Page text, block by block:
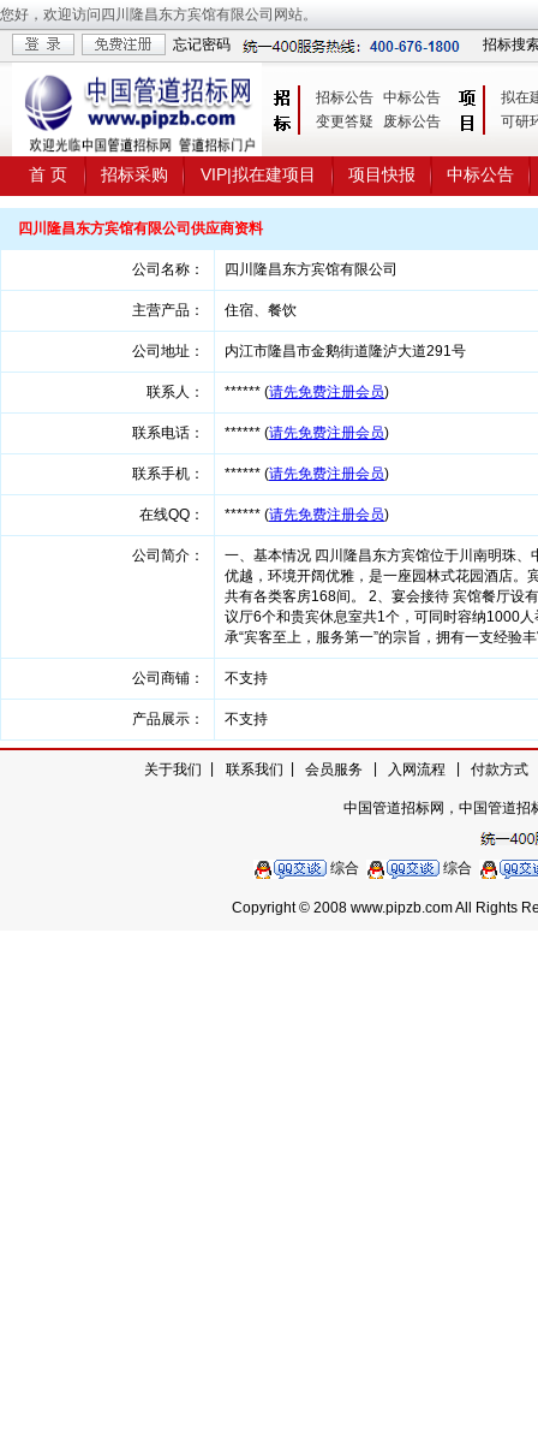
您好，欢迎访问四川隆昌东方宾馆有限公司网站。
忘记密码
招标搜
招标公告 中标公告
变更答疑
废标公告
拟在
可研
首 页 招标采购 VIP|拟在建项目 项目快报 中标公告
四川隆昌东方宾馆有限公司供应商资料
公司名称： 四川隆昌东方宾馆有限公司
主营产品： 住宿、餐饮
公司地址： 内江市隆昌市金鹅街道隆泸大道291号
联系人： ****** (请先免费注册会员)
联系电话： ****** (请先免费注册会员)
联系手机： ****** (请先免费注册会员)
在线QQ： ****** (请先免费注册会员)
公司简介：
一、基本情况 四川隆昌东方宾馆位于川南明珠
优越，环境开阔优雅，是一座园林式花园酒店
共有各类客房168间。 2、宴会接待 宾馆餐厅设
议厅6个和贵宾休息室共1个，可同时容纳1000
承“宾客至上，服务第一”的宗旨，拥有一支经
公司商铺： 不支持
产品展示： 不支持
关于我们 联系我们 会员服务 入网流程 付款方式
中国管道招标网，中国管道招
综合 综合
Copyright © 2008 www.pipzb.com All Rights